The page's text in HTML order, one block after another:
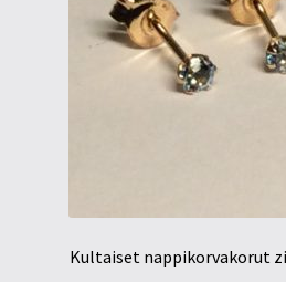
Kultaiset nappikorvakorut